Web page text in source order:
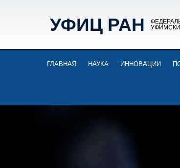
УФИЦ РАН
ГЛАВНАЯ НАУКА ИННОВАЦИИ